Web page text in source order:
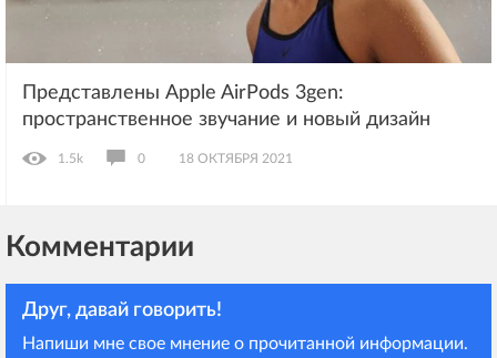
Представлены Apple AirPods 3gen:
пространственное звучание и новый дизайн
1.5k 0 18 ОКТЯБРЯ 2021
Комментарии
Друг, давай говорить!
Напиши мне свое мнение о прочитанной информации.